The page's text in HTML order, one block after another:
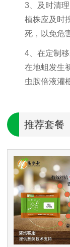
3、及时清
植株应及时
死，以免危
4、在定制
在地蛆发生
虫胺倍液灌
推荐套餐